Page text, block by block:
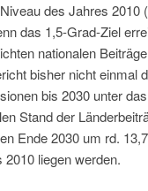
des Jahres 2010
das 1,5-Grad-Ziel
nationalen
bisher nicht einmal
bis 2030 unter
Stand der
Ende 2030 um rd.
liegen werden.